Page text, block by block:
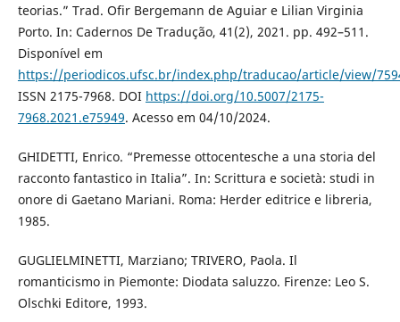
teorias.” Trad. Ofir Bergemann de Aguiar e Lilian Virginia
Porto. In: Cadernos De Tradução, 41(2), 2021. pp. 492–511.
Disponível em
https://periodicos.ufsc.br/index.php/traducao/article/view/
ISSN 2175-7968. DOI https://doi.org/10.5007/2175-
7968.2021.e75949. Acesso em 04/10/2024.
GHIDETTI, Enrico. “Premesse ottocentesche a una storia del
racconto fantastico in Italia”. In: Scrittura e società: studi in
onore di Gaetano Mariani. Roma: Herder editrice e libreria,
1985.
GUGLIELMINETTI, Marziano; TRIVERO, Paola. Il
romanticismo in Piemonte: Diodata saluzzo. Firenze: Leo S.
Olschki Editore, 1993.